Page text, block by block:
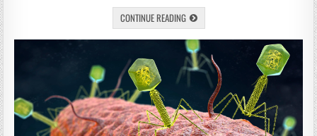
CONTINUE READING